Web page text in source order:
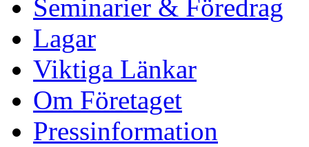
Seminarier & Föredrag
Lagar
Viktiga Länkar
Om Företaget
Pressinformation